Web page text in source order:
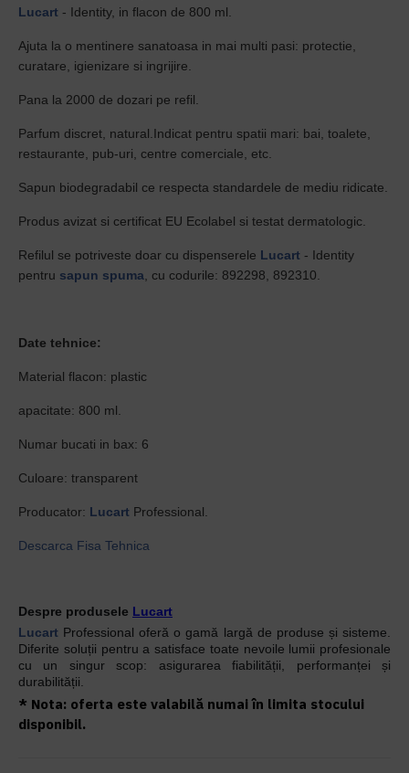
Lucart - Identity, in flacon de 800 ml.
Ajuta la o mentinere sanatoasa in mai multi pasi: protectie,
curatare, igienizare si ingrijire.
Pana la 2000 de dozari pe refil.
Parfum discret, natural.Indicat pentru spatii mari: bai, toalete,
restaurante, pub-uri, centre comerciale, etc.
Sapun biodegradabil ce respecta standardele de mediu ridicate.
Produs avizat si certificat EU Ecolabel si testat dermatologic.
Refilul se potriveste doar cu dispenserele Lucart - Identity
pentru sapun spuma , cu codurile: 892298, 892310.
Date tehnice:
Material flacon: plastic
apacitate: 800 ml.
Numar bucati in bax: 6
Culoare: transparent
Producator: Lucart Professional.
Descarca Fisa Tehnica
Despre produsele Lucart
Lucart Professional oferă o gamă largă de produse și sisteme.
Diferite soluții pentru a satisface toate nevoile lumii profesionale
cu un singur scop: asigurarea fiabilității, performanței și
durabilității.
* Nota: oferta este valabilă numai în limita stocului
disponibil.